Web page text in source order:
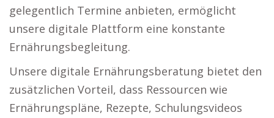
gelegentlich Termine anbieten, ermöglicht
unsere digitale Plattform eine konstante
Ernährungsbegleitung.
Unsere digitale Ernährungsberatung bietet den
zusätzlichen Vorteil, dass Ressourcen wie
Ernährungspläne, Rezepte, Schulungsvideos